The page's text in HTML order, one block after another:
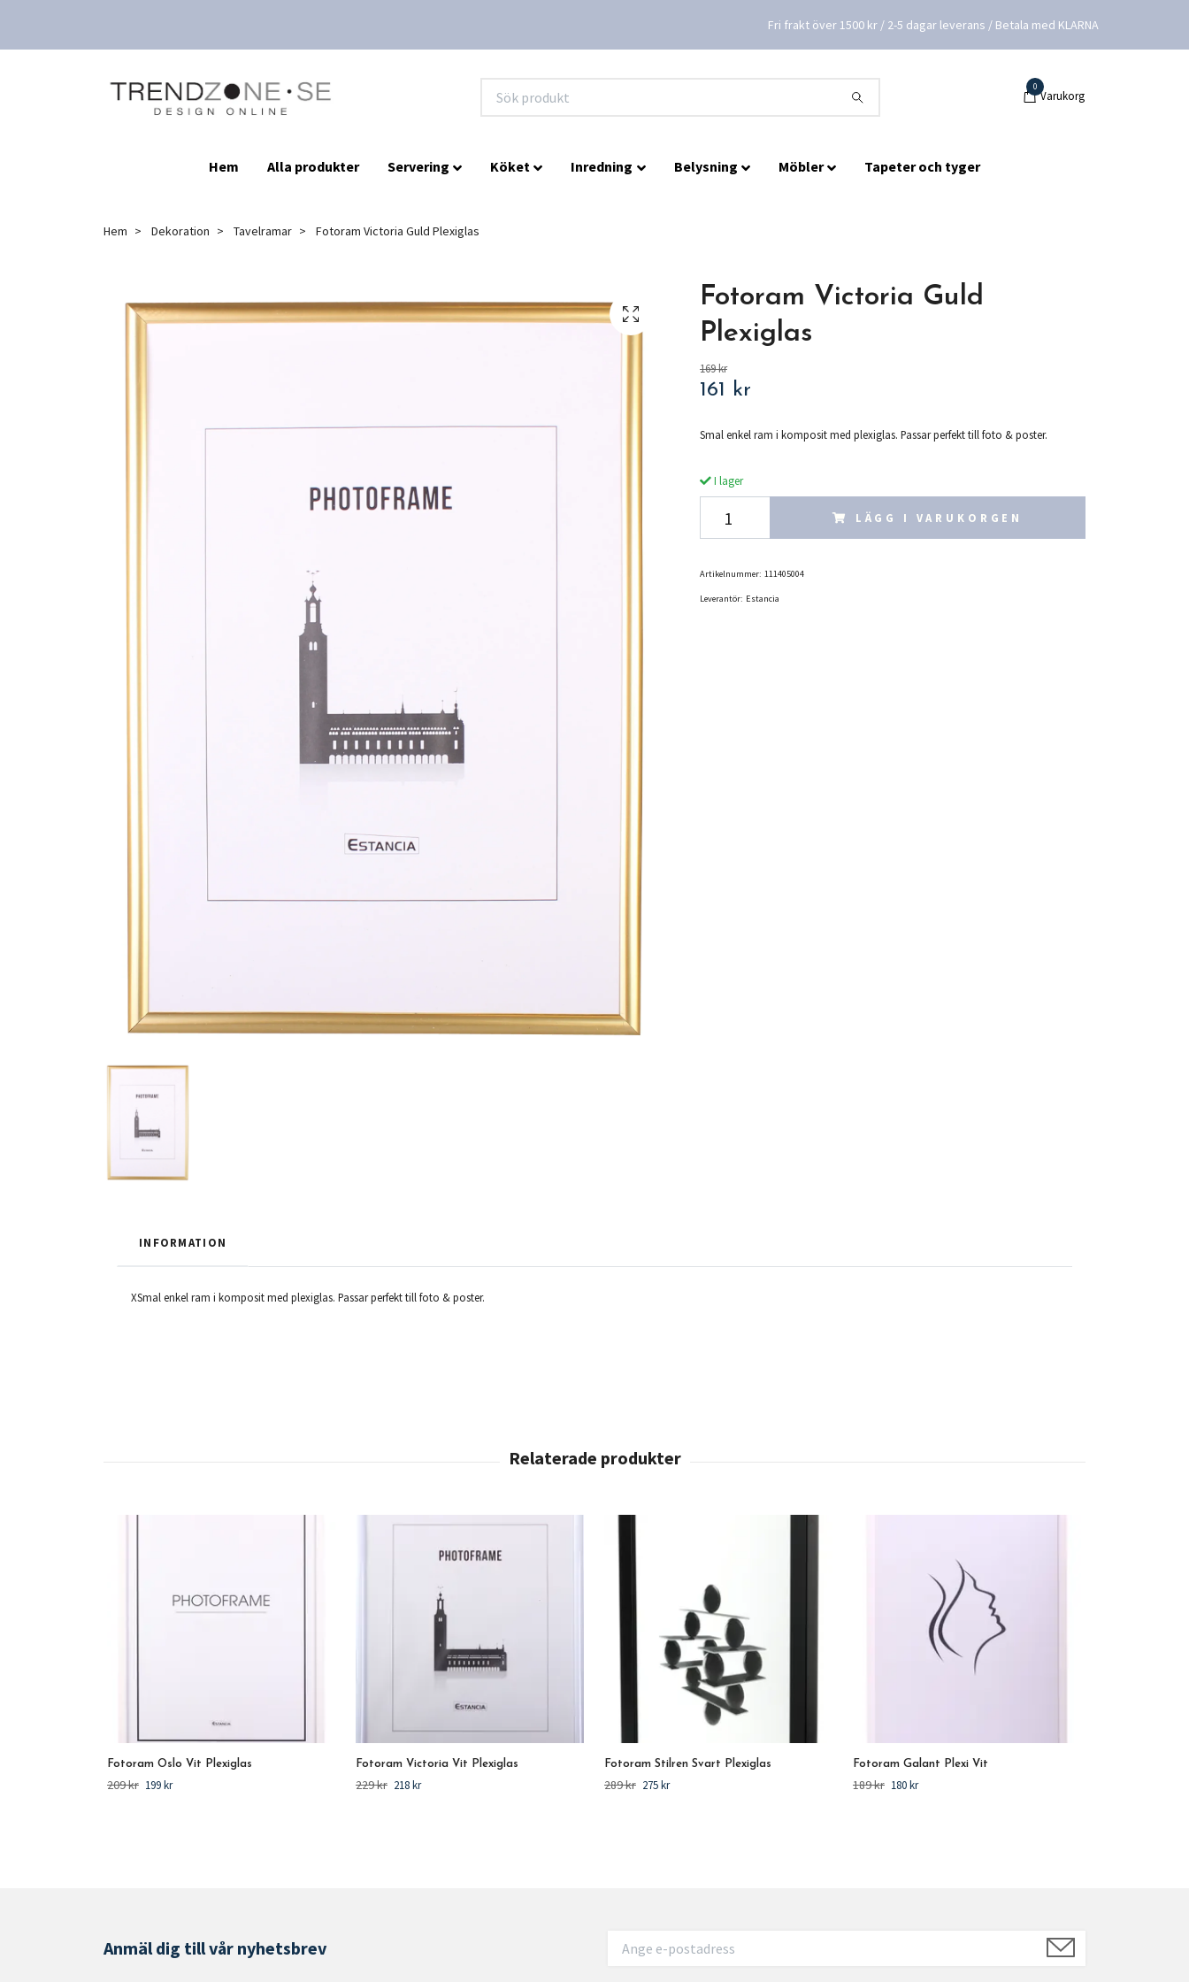
Fri frakt över 1500 kr / 2-5 dagar leverans / Betala med KLARNA
0
Varukorg
Hem Alla produkter Servering Köket Inredning Belysning Möbler Tapeter och tyger
Hem Dekoration Tavelramar Fotoram Victoria Guld Plexiglas
Fotoram Victoria Guld
Plexiglas
169 kr
161 kr
Smal enkel ram i komposit med plexiglas. Passar perfekt till foto & poster.
I lager
LÄGG I VARUKORGEN
Artikelnummer: 111405004
Leverantör: Estancia
INFORMATION
XSmal enkel ram i komposit med plexiglas. Passar perfekt till foto & poster.
Fotoram Oslo Vit Plexiglas
209 kr 199 kr
Fotoram Victoria Vit Plexiglas
229 kr 218 kr
Fotoram Stilren Svart Plexiglas
289 kr 275 kr
Fotoram Galant Plexi Vit
189 kr 180 kr
Anmäl dig till vår nyhetsbrev